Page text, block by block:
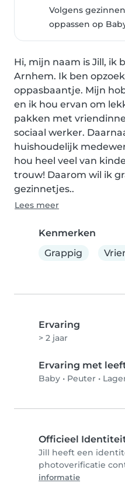
Volgens
oppassen op
Hi, mijn naam is Jill, ik
Arnhem. Ik ben
oppasbaantje. Mijn
en ik hou ervan om
pakken met
sociaal werker.
huishoudelijk
hou heel veel van
trouw! Daarom wil ik
gezinnetjes..
Lees meer
Kenmerken
Grappig
Ervaring
> 2 jaar
Ervaring met
Baby • Peuter •
Officieel
Jill heeft een
photoverificatie
informatie